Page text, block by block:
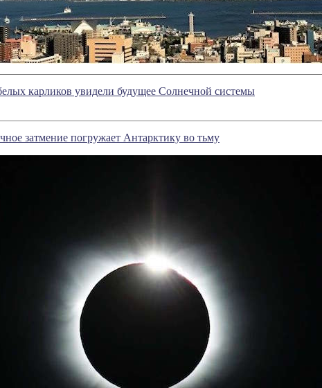
карликов увидели будущее Солнечной системы
затмение погружает Антарктику во тьму